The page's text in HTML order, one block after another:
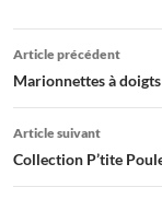
Navigation
des
articles
Article précédent
Marionnettes à doigts
Article suivant
Collection P’tite